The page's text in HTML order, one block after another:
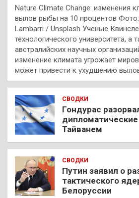
Nature Climate Change: изменения
вылов рыбы на 10 процентов
Lambarri / Unsplash Ученые
технологического университета, а
австралийских научных
изменение климата угрожает
может привести к ухудшению
СВОДКИ
Гондурас
Тайванем
СВОДКИ
Путин заявил о
тактического
Белоруссии